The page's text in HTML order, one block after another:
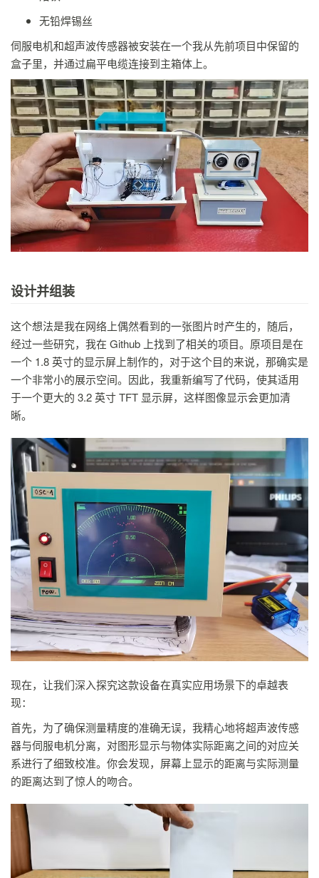
无铅焊锡丝
伺服电机和超声波传感器被安装在一个我从先前项目中保留的
盒子里，并通过扁平电缆连接到主箱体上。
设计并组装
这个想法是我在网络上偶然看到的一张图片时产生的，随后，
经过一些研究，我在 Github 上找到了相关的项目。原项目是在
一个 1.8 英寸的显示屏上制作的，对于这个目的来说，那确实是
一个非常小的展示空间。因此，我重新编写了代码，使其适用
于一个更大的 3.2 英寸 TFT 显示屏，这样图像显示会更加清
晰。
现在，让我们深入探究这款设备在真实应用场景下的卓越表
现：
首先，为了确保测量精度的准确无误，我精心地将超声波传感
器与伺服电机分离，对图形显示与物体实际距离之间的对应关
系进行了细致校准。你会发现，屏幕上显示的距离与实际测量
的距离达到了惊人的吻合。